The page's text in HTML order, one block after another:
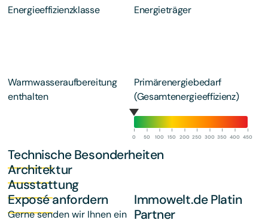
Energieeffizienzklasse Energieträger
Warmwasseraufbereitung
enthalten
Primärenergiebedarf
(Gesamtenergieeffizienz)
0 50 100 150 200 250 300 350 400 450
Technische Besonderheiten
Architektur
Ausstattung
Exposé anfordern
Gerne senden wir Ihnen ein
Immowelt.de Platin
Partner